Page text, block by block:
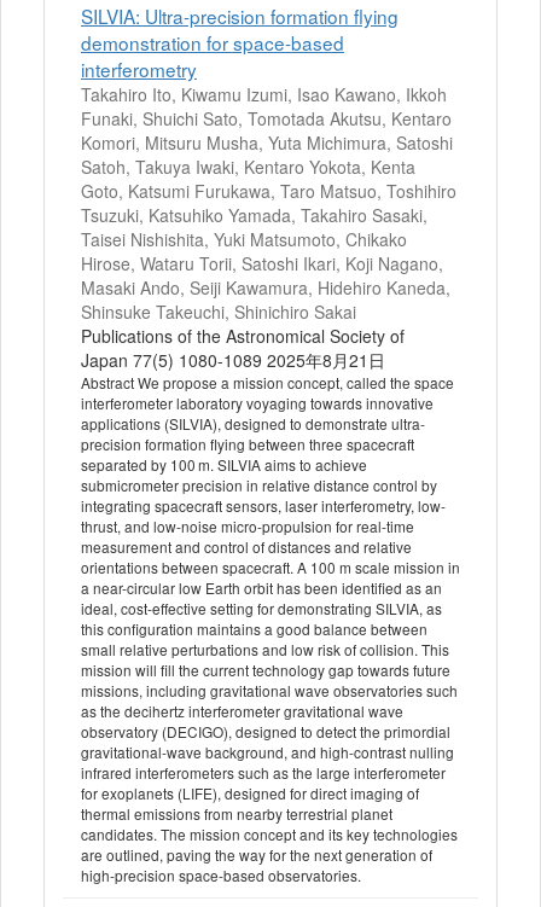
SILVIA: Ultra-precision formation flying
demonstration for space-based
interferometry
Takahiro Ito, Kiwamu Izumi, Isao Kawano, Ikkoh
Funaki, Shuichi Sato, Tomotada Akutsu, Kentaro
Komori, Mitsuru Musha, Yuta Michimura, Satoshi
Satoh, Takuya Iwaki, Kentaro Yokota, Kenta
Goto, Katsumi Furukawa, Taro Matsuo, Toshihiro
Tsuzuki, Katsuhiko Yamada, Takahiro Sasaki,
Taisei Nishishita, Yuki Matsumoto, Chikako
Hirose, Wataru Torii, Satoshi Ikari, Koji Nagano,
Masaki Ando, Seiji Kawamura, Hidehiro Kaneda,
Shinsuke Takeuchi, Shinichiro Sakai
Publications of the Astronomical Society of
Japan 77(5) 1080-1089 2025年8月21日
Abstract We propose a mission concept, called the space
interferometer laboratory voyaging towards innovative
applications (SILVIA), designed to demonstrate ultra-
precision formation flying between three spacecraft
separated by 100 m. SILVIA aims to achieve
submicrometer precision in relative distance control by
integrating spacecraft sensors, laser interferometry, low-
thrust, and low-noise micro-propulsion for real-time
measurement and control of distances and relative
orientations between spacecraft. A 100 m scale mission in
a near-circular low Earth orbit has been identified as an
ideal, cost-effective setting for demonstrating SILVIA, as
this configuration maintains a good balance between
small relative perturbations and low risk of collision. This
mission will fill the current technology gap towards future
missions, including gravitational wave observatories such
as the decihertz interferometer gravitational wave
observatory (DECIGO), designed to detect the primordial
gravitational-wave background, and high-contrast nulling
infrared interferometers such as the large interferometer
for exoplanets (LIFE), designed for direct imaging of
thermal emissions from nearby terrestrial planet
candidates. The mission concept and its key technologies
are outlined, paving the way for the next generation of
high-precision space-based observatories.